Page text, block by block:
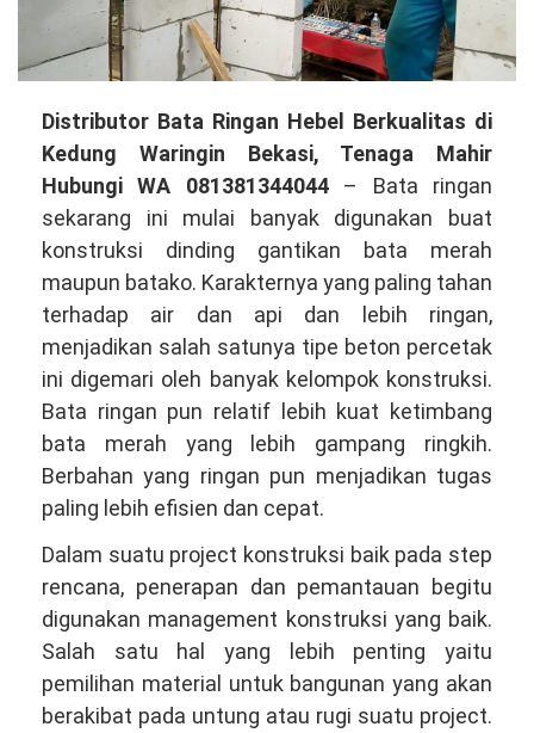
Distributor
Bata
Ringan
Hebel
Berkualitas
di
Kedung
Waringin
Bekasi,
Tenaga
Profesional
Hubungi
WA
Distributor Bata Ringan Hebel Berkualitas di
Kedung Waringin Bekasi, Tenaga Mahir
Hubungi WA 081381344044– Bata ringan
sekarang ini mulai banyak digunakan buat
konstruksi dinding gantikan bata merah
maupun batako. Karakternya yang paling tahan
terhadap air dan api dan lebih ringan,
menjadikan salah satunya tipe beton percetak
ini digemari oleh banyak kelompok konstruksi.
Bata ringan pun relatif lebih kuat ketimbang
bata merah yang lebih gampang ringkih.
Berbahan yang ringan pun menjadikan tugas
paling lebih efisien dan cepat.
Dalam suatu project konstruksi baik pada step
rencana, penerapan dan pemantauan begitu
digunakan management konstruksi yang baik.
Salah satu hal yang lebih penting yaitu
pemilihan material untuk bangunan yang akan
berakibat pada untung atau rugi suatu project.